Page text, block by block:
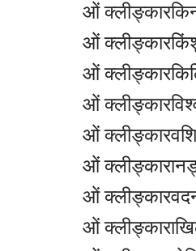
ओं
ओं
ओं
ओं
ओं
ओं
ओं
ओं